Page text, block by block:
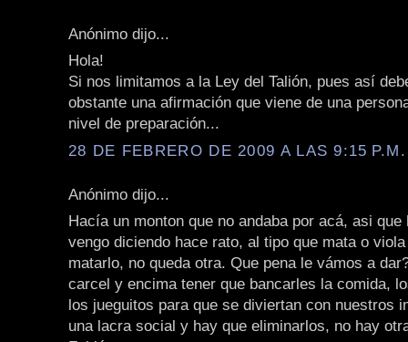
Anónimo dijo...
Hola!
Si nos limitamos a la Ley del Talión, pues así
obstante una afirmación que viene de una
nivel de preparación...
28 DE FEBRERO DE 2009 A LAS 9:15 P.M.
Anónimo dijo...
Hacía un monton que no andaba por acá, asi que
vengo diciendo hace rato, al tipo que mata o
matarlo, no queda otra. Que pena le vámos a
carcel y encima tener que bancarles la comida,
los jueguitos para que se diviertan con nuestros
una lacra social y hay que eliminarlos, no hay